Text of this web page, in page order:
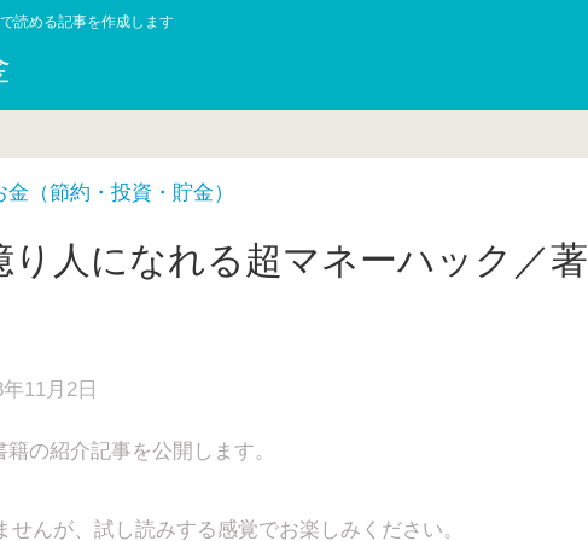
読める記事を作成します
金（節約・投資・貯金）
り人になれる超マネーハック／著
11月2日
の紹介記事を公開します。
んが、試し読みする感覚でお楽しみください。